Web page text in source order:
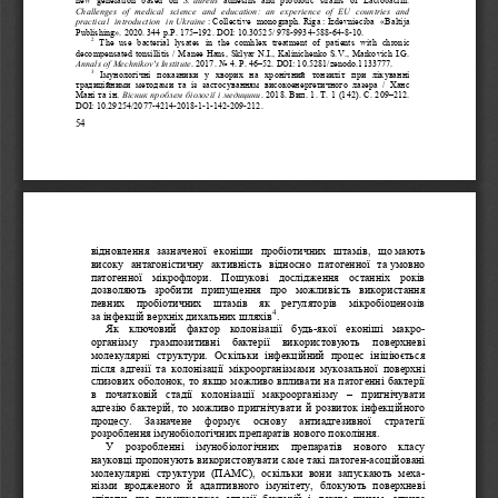
54
Challenges  of  medical  science  and  education:  an  experience  of  EU  countries  and
practical   introduction   in Ukraine : Collective   monograph. Riga : Izdevnieciba  «Baltija
Publishing». 2020. 344 p.P. 175–192. DOI: 10.30525/ 978-9934-588-64-8-10.
2
  The   use   bacterial   lysates   in   the   comhlex   treatment   of   patients   with   chronic
decompensated  tonsillitis / Manee  Hans,  Sklyar  N.I.,  Kalinichenko  S.V.,  Markovich  I.G.
Annals of Mechnikov's Institute. 2017. No 4. Р. 46–52. DOI: 10.5281/zenodo.1133777.
3
Імунологічні  показники  у  хворих  на  хронічний  тонзиліт  при  лікуванні
традиційними  методами  та  із  застосуванням  високоенергетичного  лазера  /  Ханс
Мані та ін. Вісник проблем біології і медицини . 2018. Вип. 1. Т. 1 (142). С. 209–212.
DOI: 10.29254/2077-4214-2018-1-1-142-209-212.
відновлення  зазначеної еконіши  пробіотичних  штамів,  що мають
високу  антагоністичну  активн   ість  відносно  патогенної  таумовно
патогенної  мікрофлори.  Пошукові  дослідження  останніх  років
дозволяють  зробити  припущення  про  можливість  використання
певних  пробіотичних  штамів  як
регуляторів  мікробіоценозів
за інфекцій верхніх дихальних шляхів4.
Як   ключовий  фактор  колонізації  будь
-якої  еконіші  макро-
організму   грампозитивні   бактерії   використовують   поверхневі
молекулярні  структури.  Оскільки  інфекційний  процес  ініціюється
після  адгезії  та  колонізації  мікроорганізмами  мукозальної  поверхні
слизових оболонок, то якщо можливо впливати на патогенні бактерії
в  початковій  стадії  колонізації  макроорганізму
–
пригнічувати
адгезію бактерій, то можливо пригнічувати й розвиток інфекційного
процесу.   Зазначене   формує   основу   антиадгезивної   стратегії
розроблення імунобіологічних препаратів нового покоління.
У  розробленні  імунобіологічних  препаратів  нового  класу
науковці пропонують використовувати саме такі патоген-асоційовані
молекулярні  структури  (ПАМС),  оскільки  вони  запускають  меха-
нізми  вродженого  й  адаптивного  імунітету,  блокують  поверхневі